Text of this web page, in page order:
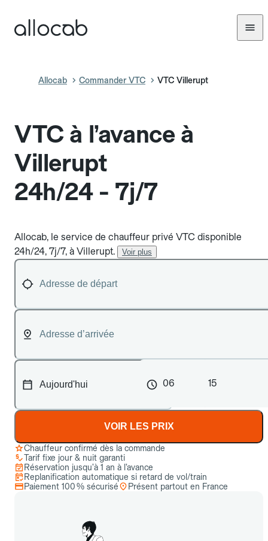
Allocab Commander VTC VTC Villerupt
VTC à l’avance à
Villerupt
24h/24 - 7j/7
Allocab, le service de chauffeur privé VTC disponible
24h/24, 7j/7, à Villerupt.
Voir plus
06 15
VOIR LES PRIX
Chauffeur confirmé dès la commande
Tarif fixe jour & nuit garanti
Réservation jusqu’à 1 an à l’avance
Replanification automatique si retard de vol/train
Paiement 100 % sécurisé
Présent partout en France